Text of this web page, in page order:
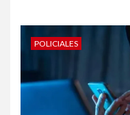
POLICIALES